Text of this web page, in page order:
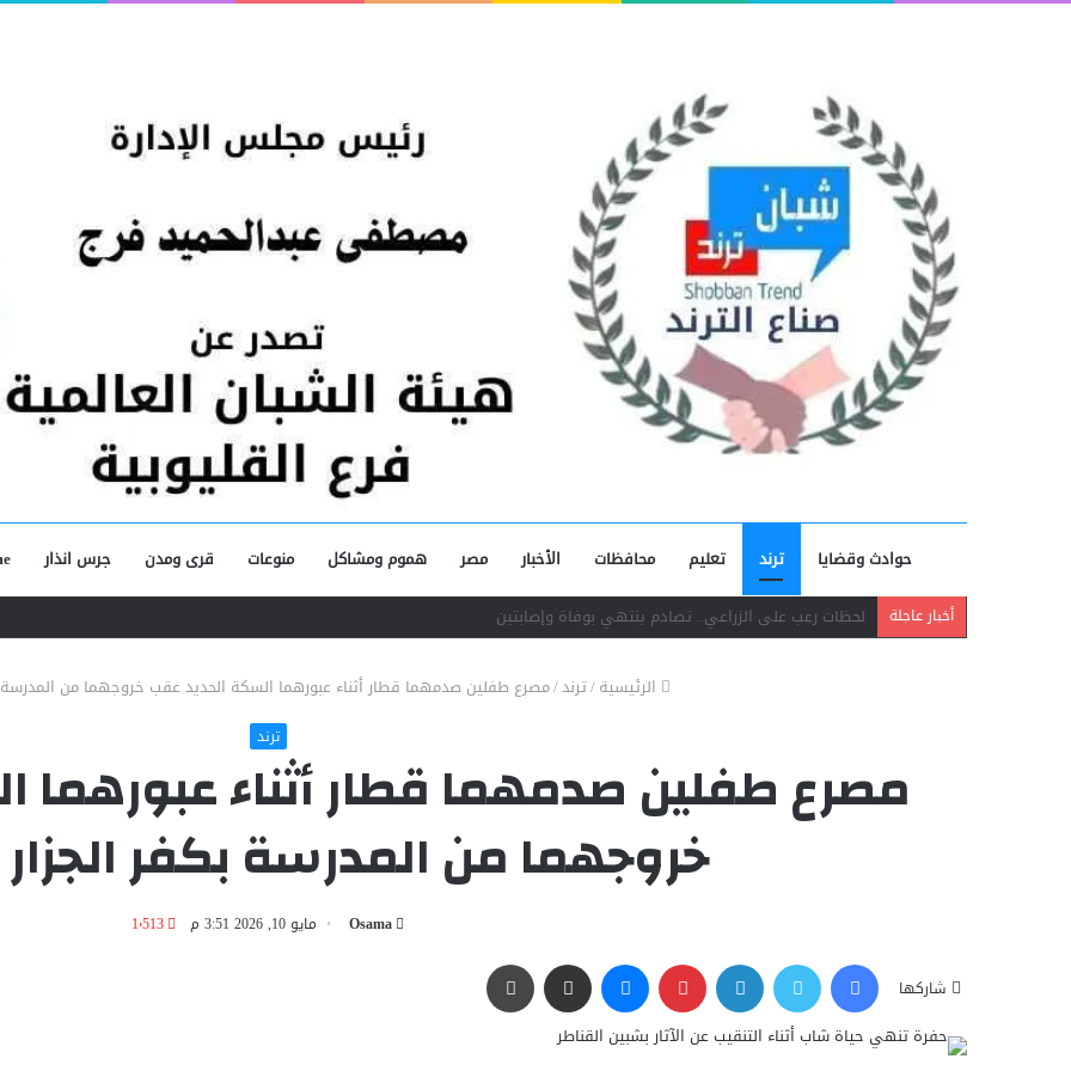
حوادث وقضايا ترند تعليم محافظات الأخبار مصر هموم ومشاكل منوعات قرى ومدن جرس انذار
أخبار عاجلة دافع عن بائعة فدفع حياته ثمنًا.. مصرع شاب برصاص آخر في الخصوص
الرئيسية/ترند/مصرع طفلين صدمهما قطار أثناء عبورهما السكة الحديد عقب خروجهما من المدرسة
ترند
مصرع طفلين صدمهما قطار أثناء عبورهما
خروجهما من المدرسة بكفر
Osama مايو 10, 2026 3:51 م 1٬513
شاركها